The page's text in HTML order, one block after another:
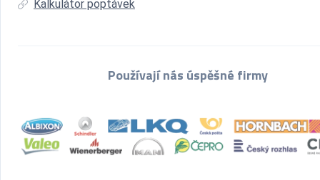
Kalkulátor poptávek
Používají nás úspěšné firmy